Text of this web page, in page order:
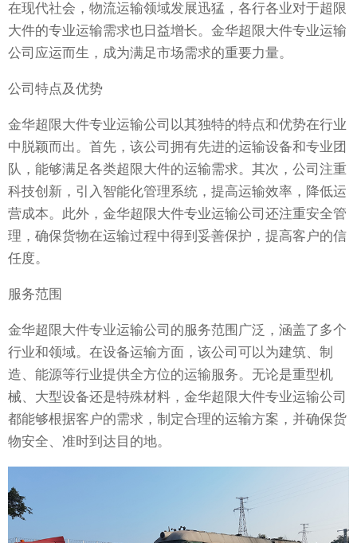
在现代社会，物流运输领域发展迅猛，各行各业对于超限
大件的专业运输需求也日益增长。金华超限大件专业运输
公司应运而生，成为满足市场需求的重要力量。
公司特点及优势
金华超限大件专业运输公司以其独特的特点和优势在行业
中脱颖而出。首先，该公司拥有先进的运输设备和专业团
队，能够满足各类超限大件的运输需求。其次，公司注重
科技创新，引入智能化管理系统，提高运输效率，降低运
营成本。此外，金华超限大件专业运输公司还注重安全管
理，确保货物在运输过程中得到妥善保护，提高客户的信
任度。
服务范围
金华超限大件专业运输公司的服务范围广泛，涵盖了多个
行业和领域。在设备运输方面，该公司可以为建筑、制
造、能源等行业提供全方位的运输服务。无论是重型机
械、大型设备还是特殊材料，金华超限大件专业运输公司
都能够根据客户的需求，制定合理的运输方案，并确保货
物安全、准时到达目的地。